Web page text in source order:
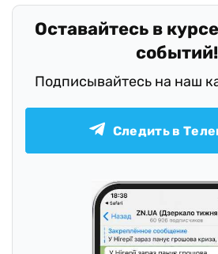
Оставайтесь в
событий!
Подписывайтесь на наш
Следить в